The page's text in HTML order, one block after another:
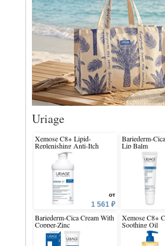
Uriage
Xemose C8+ Lipid-
Replenishing Anti-Itch
от
1 561 ₽
Bariederm-Cica Cream With
Copper-Zinc
Bariederm-
Lip Balm
Xemose C8+
Soothing Oil